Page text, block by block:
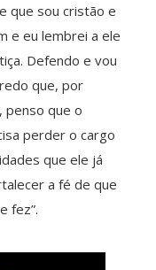
que sou cristão e
e eu lembrei a ele
Defendo e vou
que, por
penso que o
perder o cargo
que ele já
a fé de que
fez”.